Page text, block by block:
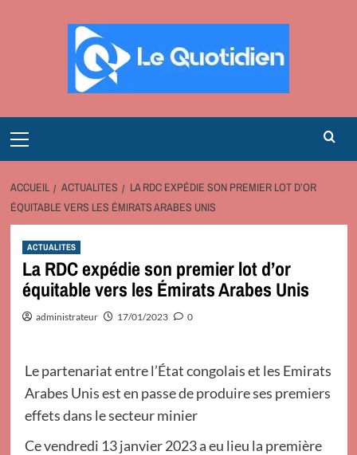
Menu
ACCUEIL ACTUALITES
LA RDC EXPÉDIE SON PREMIER LOT D’OR
ÉQUITABLE VERS LES ÉMIRATS ARABES UNIS
ACTUALITES
La RDC expédie son premier lot d’or
équitable vers les Émirats Arabes Unis
administrateur 17/01/2023 0
Le partenariat entre l’État congolais et les Emirats
Arabes Unis est en passe de produire ses premiers
effets dans le secteur minier
Ce vendredi 13 janvier 2023 a eu lieu la première